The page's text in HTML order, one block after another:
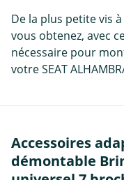
De la plus petite vis
vous obtenez, avec
nécessaire pour
votre SEAT
Accessoires
démontable